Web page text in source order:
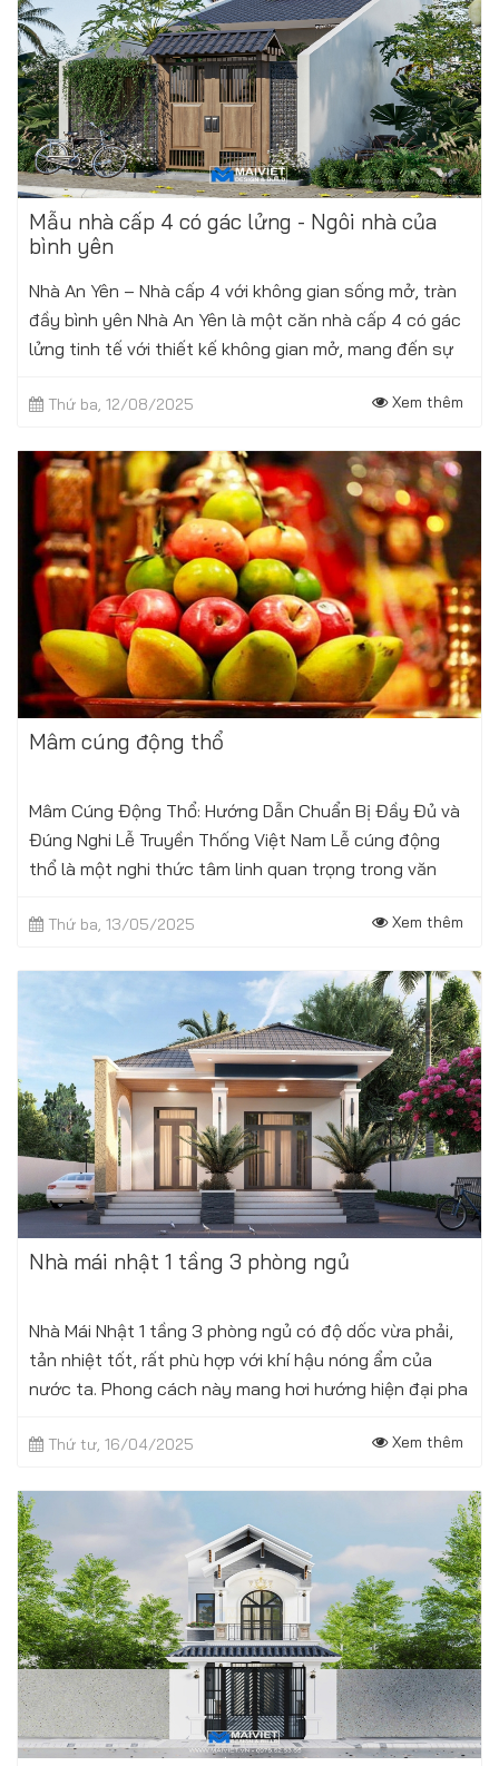
Mẫu nhà cấp 4 có gác lửng - Ngôi nhà của
bình yên
Nhà An Yên – Nhà cấp 4 với không gian sống mở, tràn
đầy bình yên Nhà An Yên là một căn nhà cấp 4 có gác
lửng tinh tế với thiết kế không gian mở, mang đến sự
Thứ ba, 12/08/2025 Xem thêm
Mâm cúng động thổ
Mâm Cúng Động Thổ: Hướng Dẫn Chuẩn Bị Đầy Đủ và
Đúng Nghi Lễ Truyền Thống Việt Nam Lễ cúng động
thổ là một nghi thức tâm linh quan trọng trong văn
Thứ ba, 13/05/2025 Xem thêm
Nhà mái nhật 1 tầng 3 phòng ngủ
Nhà Mái Nhật 1 tầng 3 phòng ngủ có độ dốc vừa phải,
tản nhiệt tốt, rất phù hợp với khí hậu nóng ẩm của
nước ta. Phong cách này mang hơi hướng hiện đại pha
Thứ tư, 16/04/2025 Xem thêm